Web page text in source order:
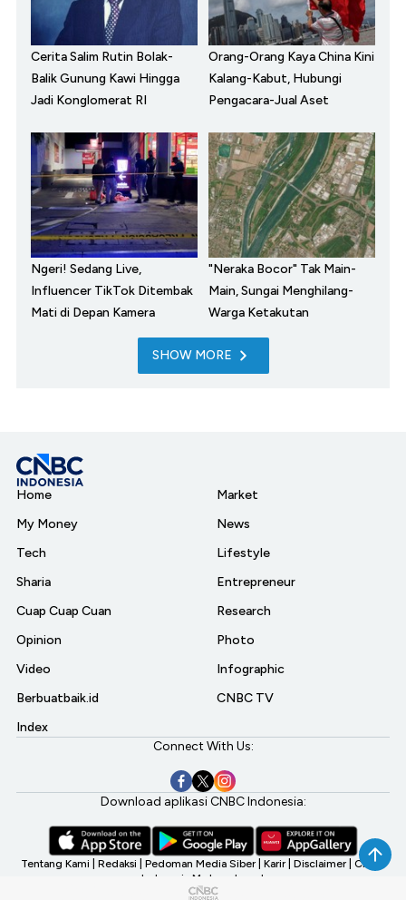
Cerita Salim Rutin Bolak-
Balik Gunung Kawi Hingga
Jadi Konglomerat RI
Orang-Orang Kaya China Kini
Kalang-Kabut, Hubungi
Pengacara-Jual Aset
Ngeri! Sedang Live,
Influencer TikTok Ditembak
Mati di Depan Kamera
"Neraka Bocor" Tak Main-
Main, Sungai Menghilang-
Warga Ketakutan
SHOW MORE
Home
My Money
Tech
Sharia
Cuap Cuap Cuan
Opinion
Video
Berbuatbaik.id
Index
Market
News
Lifestyle
Entrepreneur
Research
Photo
Infographic
CNBC TV
Connect With Us:
Download aplikasi CNBC Indonesia:
Tentang Kami Redaksi Pedoman Media Siber Karir Disclaimer CNBC
Indonesia My Investment
©2026 CNBC Indonesia, A Transmedia Company